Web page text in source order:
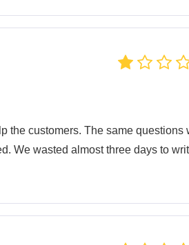
the customers. The same questions
We wasted almost three days to